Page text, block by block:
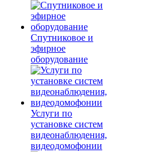
Спутниковое и
эфирное
оборудование
Услуги по
установке систем
видеонаблюдения,
видеодомофонии